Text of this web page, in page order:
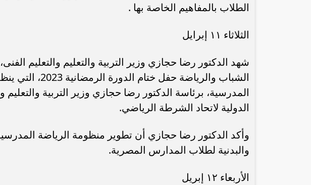
الطلاب بالمفاهيم الخاصة بها .
الثلاثاء ١١ إبرايل
شهد الدكتور رضا حجازي وزير التربية والتعليم والتعليم
الشباب والرياضة حفل
المدرسية، برئاسة الدكتور رضا حجازي وزير التربية والتعليم
الدولية لاتحاد الشرطة الرياضي.
وأكد الدكتور رضا حجازي أن تطوير منظومة الرياضة
والبدنية لطلاب المدارس المصرية.
الأربعاء ١٢ إبريل